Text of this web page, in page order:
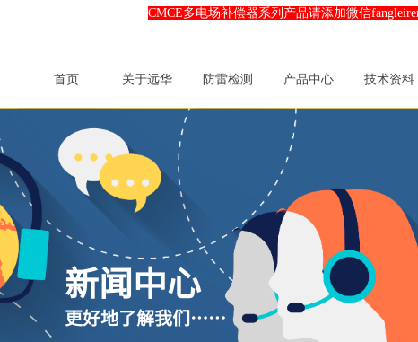
首页 关于远华 防雷检测 产品中心 技术资料
CMCE多电场补偿器系列产品请添加微信
新闻中心
更好地了解我们……